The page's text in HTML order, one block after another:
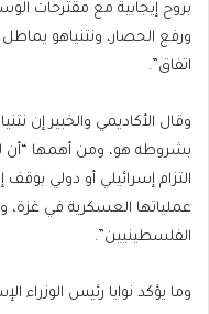
بروح إيجابية مع مقترحات
ورفع الحصار، ونتنياهو
اتفاق”.
وقال الأكاديمي والخبير إن
بشروطه هو، ومن أهمها “أن
التزام إسرائيلي أو دولي
عملياتها العسكرية في غزة،
الفلسطينيين”.
وما يؤكد نوايا رئيس الوزراء